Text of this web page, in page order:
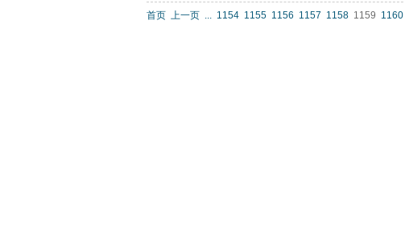
首页 上一页 ... 1154 1155 1156 1157 1158 1159 1160